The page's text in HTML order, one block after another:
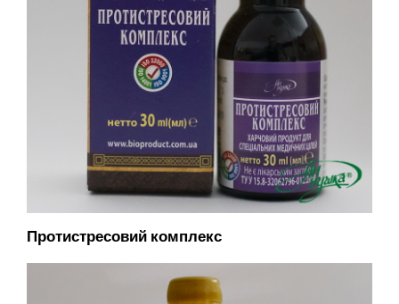
Протистресовий комплекс